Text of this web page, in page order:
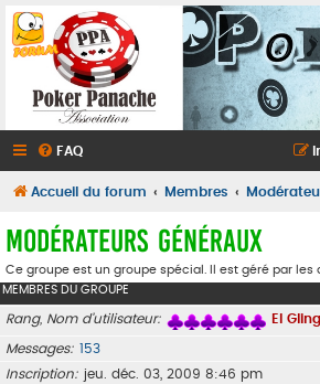
FAQ
Accueil du forum Membres
Modérateurs généraux
Ce groupe est un groupe spécial. Il est géré par les
MEMBRES DU GROUPE
Rang, Nom d’utilisateur El
Messages
153
Inscription
jeu. déc. 03, 2009 8:46 pm